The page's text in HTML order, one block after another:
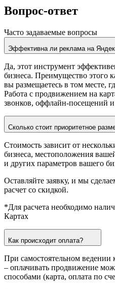
Вопрос-ответ
Часто задаваемые вопросы
Эффективна ли реклама на
Да, этот инструмент
бизнеса. Преимущество этого
вы размещаетесь в том месте,
Работа с продвижением на
звонков, оффлайн-посещений и
Сколько стоит приоритетное
Стоимость зависит от
бизнеса, местоположения
и других параметров вашего
Оставляйте заявку, и мы
расчет со скидкой.
*Для расчета необходимо
Картах
Как происходит оплата?
При самостоятельном ведении
– оплачивать продвижение
способами (карта, оплата по